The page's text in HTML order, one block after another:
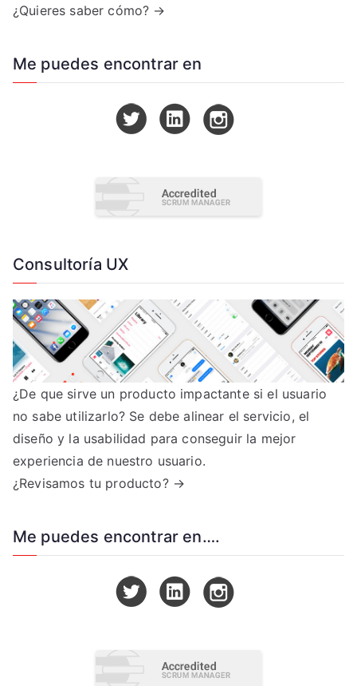
¿Quieres saber cómo? →
Me puedes encontrar en
Consultoría UX
¿De que sirve un producto impactante si el usuario
no sabe utilizarlo? Se debe alinear el servicio, el
diseño y la usabilidad para conseguir la mejor
experiencia de nuestro usuario.
¿Revisamos tu producto? →
Me puedes encontrar en….